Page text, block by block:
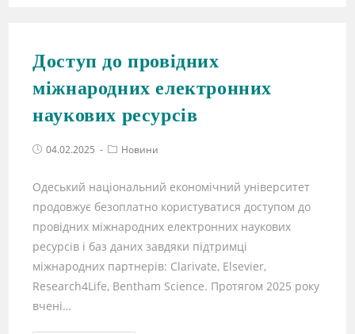
Доступ до провідних
міжнародних електронних
наукових ресурсів
04.02.2025 Новини
Одеський національний економічний університет
продовжує безоплатно користуватися доступом до
провідних міжнародних електронних наукових
ресурсів і баз даних завдяки підтримці
міжнародних партнерів: Clarivate, Elsevier,
Research4Life, Bentham Science. Протягом 2025 року
вчені…